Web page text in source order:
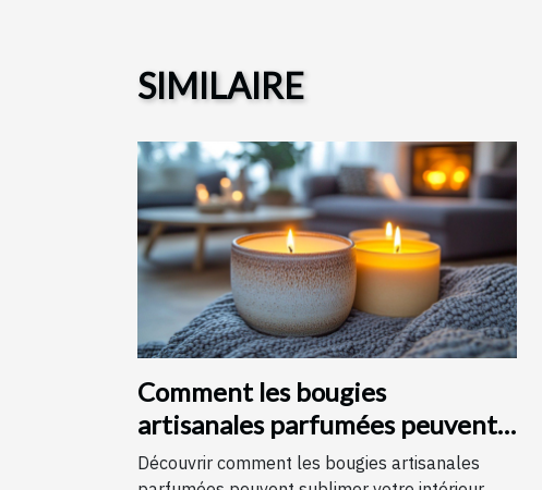
SIMILAIRE
Comment les bougies
artisanales parfumées peuvent
améliorer votre intérieur
Découvrir comment les bougies artisanales